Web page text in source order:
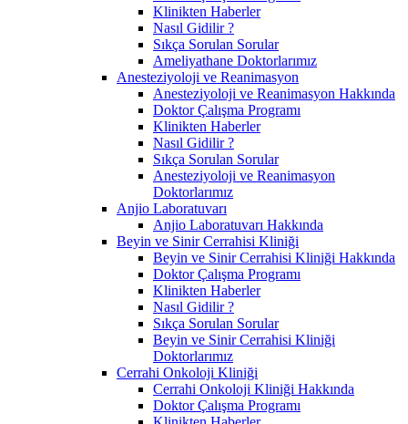
Klinikten Haberler
Nasıl Gidilir ?
Sıkça Sorulan Sorular
Ameliyathane Doktorlarımız
Anesteziyoloji ve Reanimasyon
Anesteziyoloji ve Reanimasyon Hakkında
Doktor Çalışma Programı
Klinikten Haberler
Nasıl Gidilir ?
Sıkça Sorulan Sorular
Anesteziyoloji ve Reanimasyon
Doktorlarımız
Anjio Laboratuvarı
Anjio Laboratuvarı Hakkında
Beyin ve Sinir Cerrahisi Kliniği
Beyin ve Sinir Cerrahisi Kliniği Hakkında
Doktor Çalışma Programı
Klinikten Haberler
Nasıl Gidilir ?
Sıkça Sorulan Sorular
Beyin ve Sinir Cerrahisi Kliniği
Doktorlarımız
Cerrahi Onkoloji Kliniği
Cerrahi Onkoloji Kliniği Hakkında
Doktor Çalışma Programı